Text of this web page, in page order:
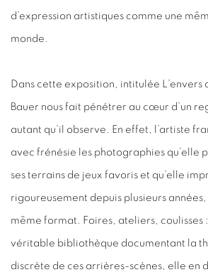
d’expression artistiques comme une
monde.
Dans cette exposition, intitulée L’envers
Bauer nous fait pénétrer au cœur d’un
autant qu’il observe. En effet, l’artiste
avec frénésie les photographies qu’elle
ses terrains de jeux favoris et qu’elle
rigoureusement depuis plusieurs
même format. Foires, ateliers, coulisses
véritable bibliothèque documentant la
discrète de ces arrières-scènes, elle en